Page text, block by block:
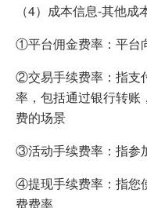
（4） 成本信息-其他成
①平台佣金费率：平台
②交易手续费率：指支
率，包括通过银行转账
费的场景
③活动手续费率：指参
④提现手续费率：指您
费费率